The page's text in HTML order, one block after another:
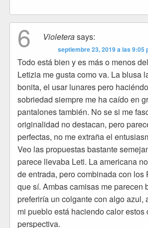
6 Violeterasays:
septiembre 23, 2019 a las 9:05
Todo está bien y es más o menos
Letizia me gusta como va. La blusa
bonita, el usar lunares pero
sobriedad siempre me ha caído en
pantalones también. No se si me
originalidad no destacan, pero
perfectas, no me extraña el
Veo las propuestas bastante
parece llevaba Leti. La americana
de entrada, pero combinada con
que sí. Ambas camisas me parecen
preferiría un colgante con algo azul,
mi pueblo está haciendo calor
perspectiva.